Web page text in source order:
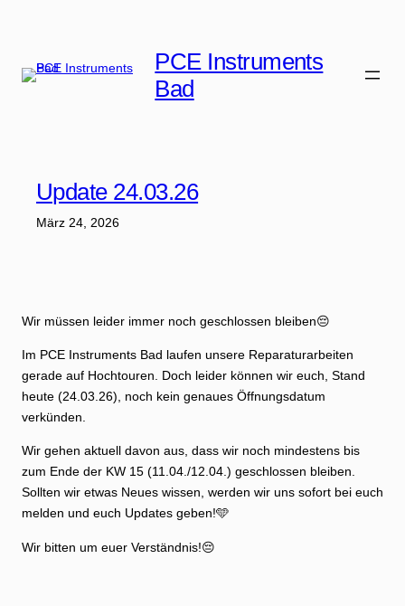
PCE Instruments
Bad
Update 24.03.26
März 24, 2026
Wir müssen leider immer noch geschlossen bleiben😔
Im PCE Instruments Bad laufen unsere Reparaturarbeiten
gerade auf Hochtouren. Doch leider können wir euch, Stand
heute (24.03.26), noch kein genaues Öffnungsdatum
verkünden.
Wir gehen aktuell davon aus, dass wir noch mindestens bis
zum Ende der KW 15 (11.04./12.04.) geschlossen bleiben.
Sollten wir etwas Neues wissen, werden wir uns sofort bei euch
melden und euch Updates geben!🩵
Wir bitten um euer Verständnis!😔